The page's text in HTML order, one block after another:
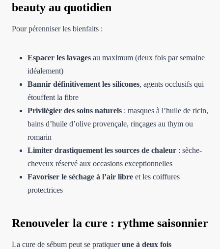
beauty au quotidien
Pour pérenniser les bienfaits :
Espacer les lavages au maximum (deux fois par semaine
idéalement)
Bannir définitivement les silicones, agents occlusifs qui
étouffent la fibre
Privilégier des soins naturels : masques à l’huile de ricin,
bains d’huile d’olive provençale, rinçages au thym ou
romarin
Limiter drastiquement les sources de chaleur : sèche-
cheveux réservé aux occasions exceptionnelles
Favoriser le séchage à l’air libre et les coiffures
protectrices
Renouveler la cure : rythme saisonnier
La cure de sébum peut se pratiquerune à deux fois